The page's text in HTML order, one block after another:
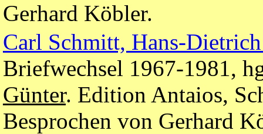
Gerhard Köbler.
Carl Schmitt, Hans-Dietrich
Briefwechsel 1967-1981,
Günter. Edition Antaios,
Besprochen von Gerhard